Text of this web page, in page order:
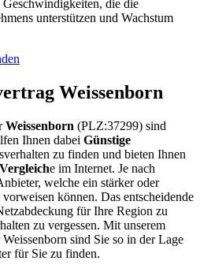
die die
unterstützen und Wachstum
Weissenborn
Weissenborn (PLZ:37299) sind
Ihnen dabei Günstige
zu finden und bieten Ihnen
e im Internet. Je nach
welche ein stärker oder
können. Das entscheidende
für Ihre Region zu
zu vergessen. Mit unserem
sind Sie so in der Lage
für Sie zu finden.